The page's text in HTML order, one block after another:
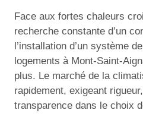
Face aux fortes chaleurs
recherche constante d’un
l’installation d’un système
logements à Mont-Saint-
plus. Le marché de la
rapidement, exigeant
transparence dans le choix